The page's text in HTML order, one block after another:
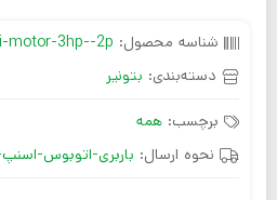
شناسه محصول: motor-3hp--2p
دسته‌بندی: بتونیر
برچسب: همه
نحوه ارسال: باربری-اتوبوس-